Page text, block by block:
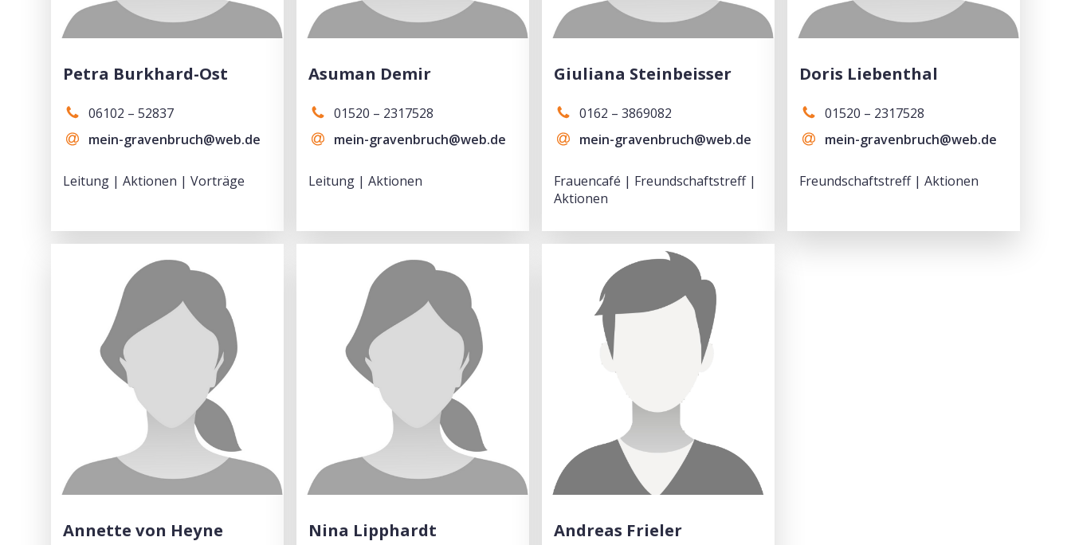
Petra Burkhard-Ost
06102 – 52837
mein-gravenbruch@web.de
Leitung | Aktionen | Vorträge
Asuman Demir
01520 – 2317528
mein-gravenbruch@web.de
Leitung | Aktionen
Giuliana Steinbeisser
0162 – 3869082
mein-gravenbruch@web.de
Frauencafé | Freundschaftstreff |
Aktionen
Doris Liebenthal
01520 – 2317528
mein-gravenbruch@web.de
Freundschaftstreff | Aktionen
Annette von Heyne Nina Lipphardt Andreas Frieler